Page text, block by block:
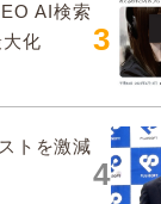
AI検索
大化
トを激減
3
4